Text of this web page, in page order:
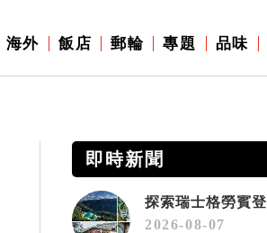
海外 飯店 郵輪 專題 品味
即時新聞
2026-08-07